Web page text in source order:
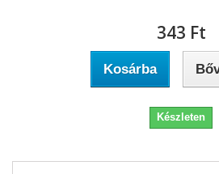
343 Ft‎
Kosárba
Készleten